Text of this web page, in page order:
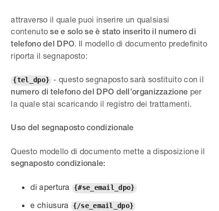
attraverso il quale puoi inserire un qualsiasi
contenutose e solo se è stato inserito il numero di
telefono del DPO. Il modello di documento predefinito
riporta il segnaposto:
{tel_dpo} - questo segnaposto sarà sostituito con il
numero di telefono del DPO dell’organizzazione per
la quale stai scaricando il registro dei trattamenti.
Uso del segnaposto condizionale
Questo modello di documento mette a disposizione il
segnaposto condizionale:
di apertura {#se_email_dpo}
e chiusura {/se_email_dpo}